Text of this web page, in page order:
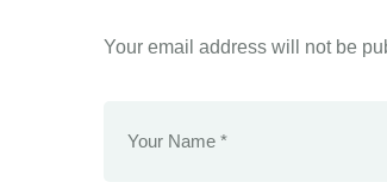
Your email address will not be